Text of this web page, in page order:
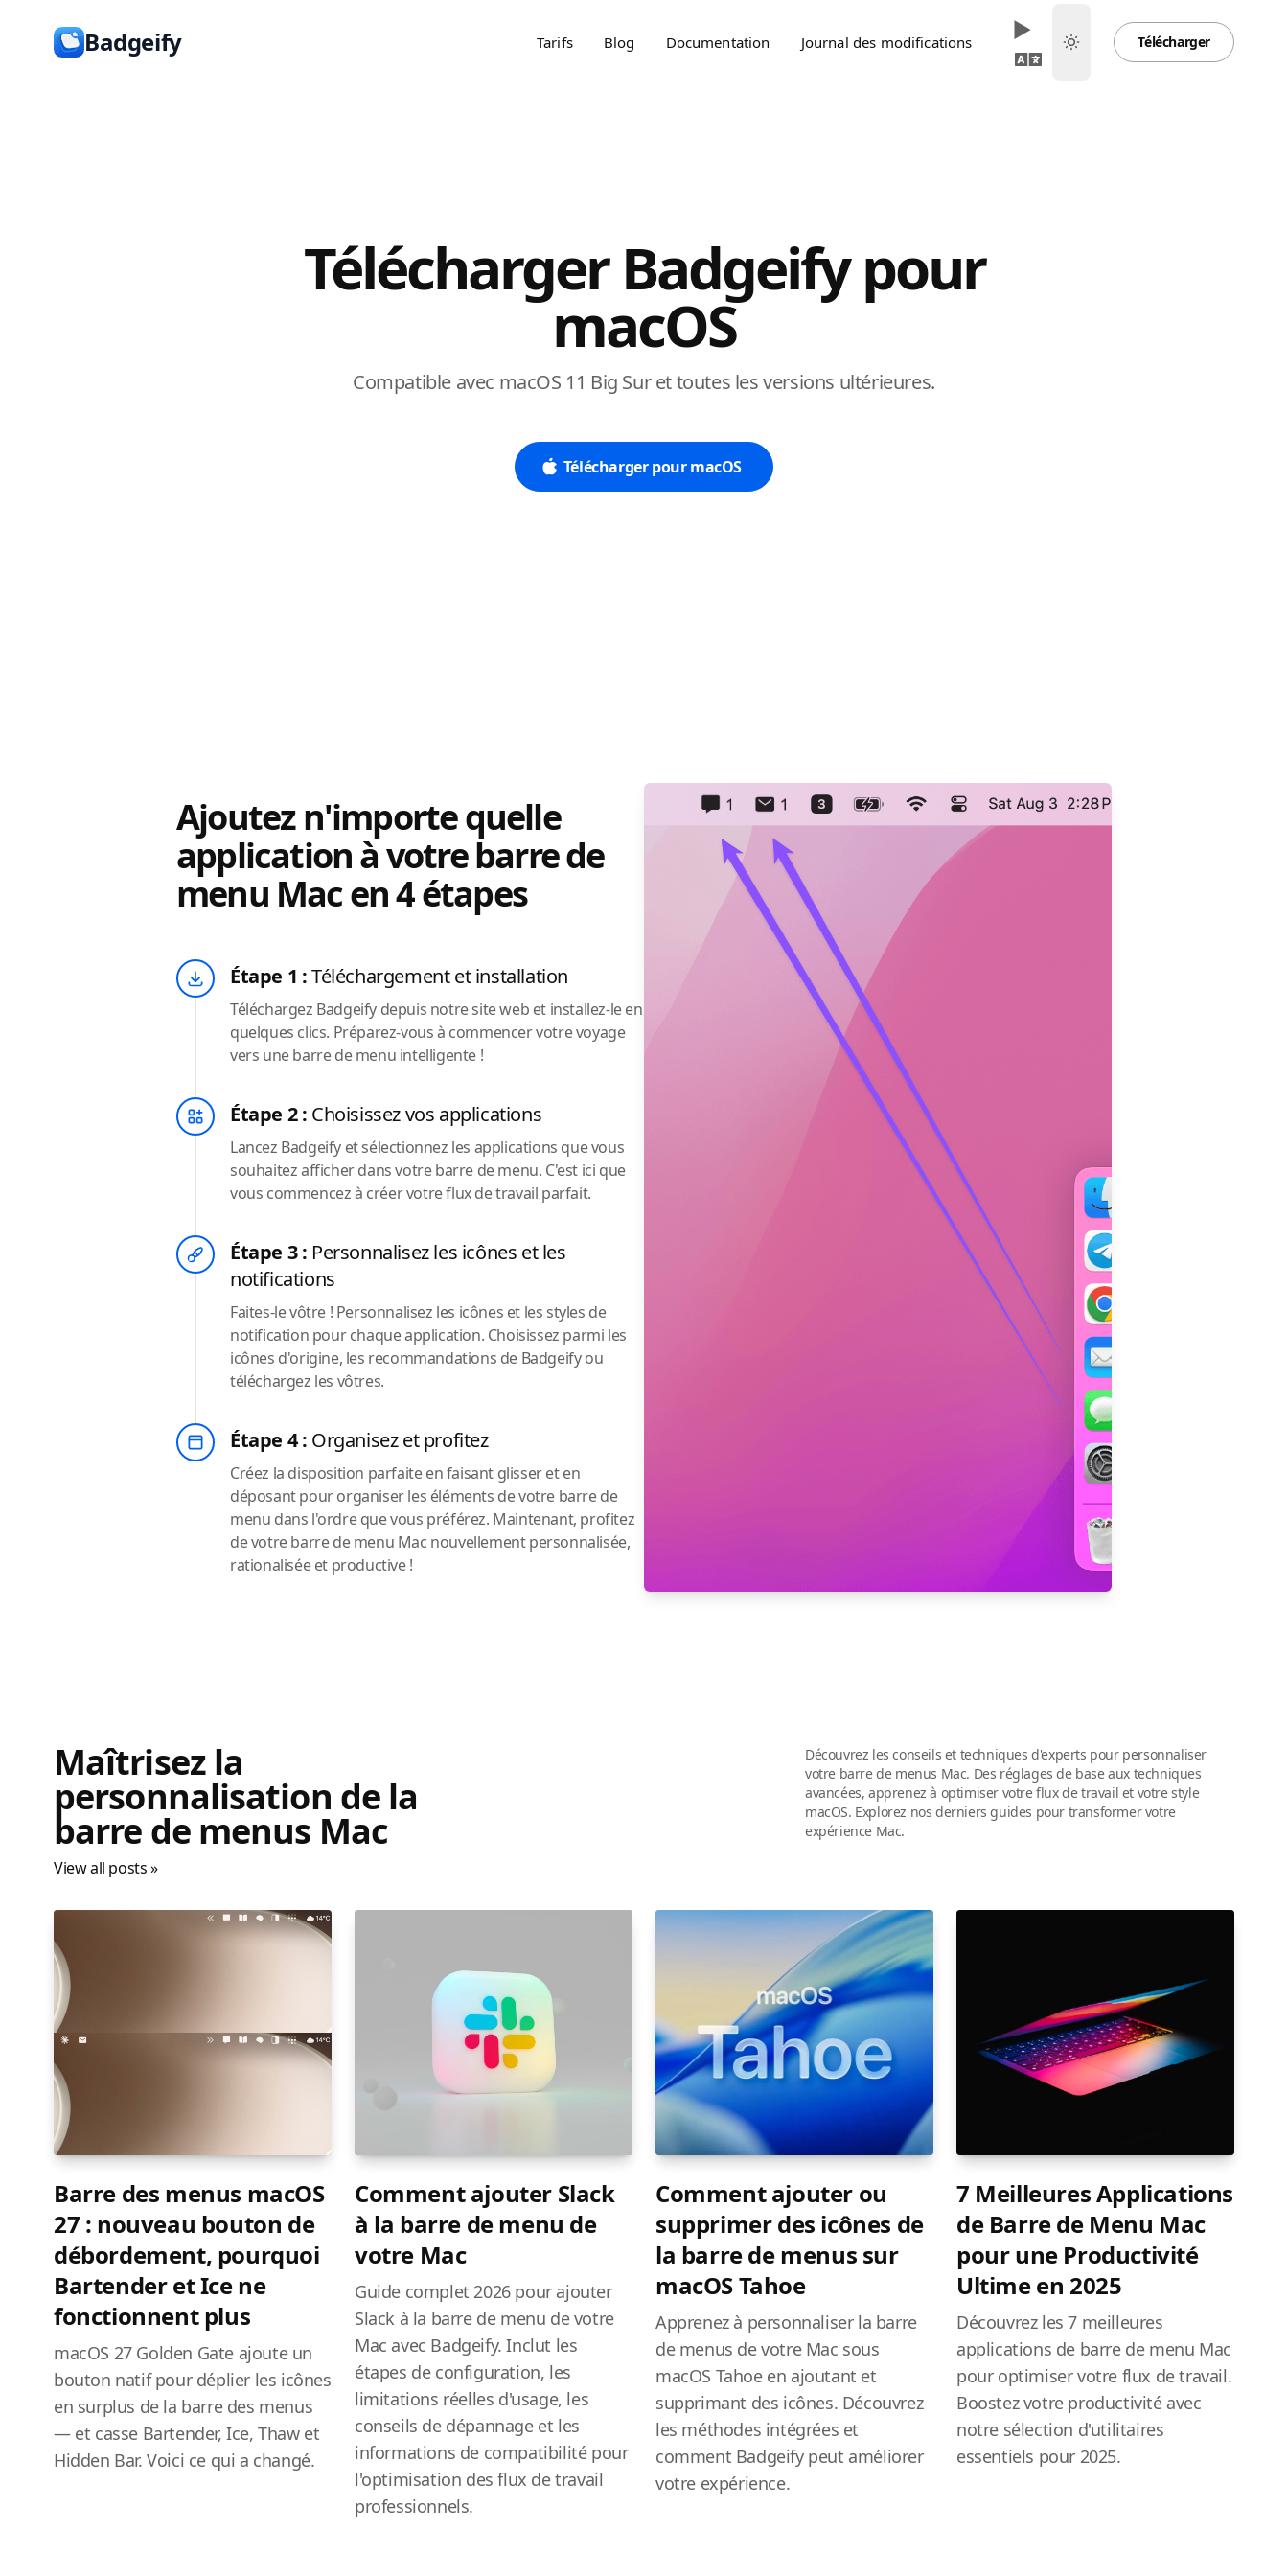
Badgeify Tarifs Blog Documentation Journal des modifications Télécharger
Télécharger Badgeify pour
macOS
Compatible avec macOS 11 Big Sur et toutes les versions ultérieures.
Télécharger pour macOS
Ajoutez n'importe quelle
application à votre barre de
menu Mac en 4 étapes
Étape 1 :Téléchargement et installation
Téléchargez Badgeify depuis notre site web et installez-le en
quelques clics. Préparez-vous à commencer votre voyage
vers une barre de menu intelligente !
Étape 2 : Choisissez vos applications
Lancez Badgeify et sélectionnez les applications que vous
souhaitez afficher dans votre barre de menu. C'est ici que
vous commencez à créer votre flux de travail parfait.
Étape 3 : Personnalisez les icônes et les
notifications
Faites-le vôtre ! Personnalisez les icônes et les styles de
notification pour chaque application. Choisissez parmi les
icônes d'origine, les recommandations de Badgeify ou
téléchargez les vôtres.
Étape 4 : Organisez et profitez
Créez la disposition parfaite en faisant glisser et en
déposant pour organiser les éléments de votre barre de
menu dans l'ordre que vous préférez. Maintenant, profitez
de votre barre de menu Mac nouvellement personnalisée,
rationalisée et productive !
Maîtrisez la
personnalisation de la
barre de menus Mac
View all posts »
Découvrez les conseils et techniques d'experts pour personnaliser
votre barre de menus Mac. Des réglages de base aux techniques
avancées, apprenez à optimiser votre flux de travail et votre style
macOS. Explorez nos derniers guides pour transformer votre
expérience Mac.
Barre des menus macOS
27 : nouveau bouton de
débordement, pourquoi
Bartender et Ice ne
fonctionnent plus
macOS 27 Golden Gate ajoute un
bouton natif pour déplier les icônes
en surplus de la barre des menus
— et casse Bartender, Ice, Thaw et
Hidden Bar. Voici ce qui a changé.
Comment ajouter Slack
à la barre de menu de
votre Mac
Guide complet 2026 pour ajouter
Slack à la barre de menu de votre
Mac avec Badgeify. Inclut les
étapes de configuration, les
limitations réelles d'usage, les
conseils de dépannage et les
informations de compatibilité pour
l'optimisation des flux de travail
professionnels.
Comment ajouter ou
supprimer des icônes de
la barre de menus sur
macOS Tahoe
Apprenez à personnaliser la barre
de menus de votre Mac sous
macOS Tahoe en ajoutant et
supprimant des icônes. Découvrez
les méthodes intégrées et
comment Badgeify peut améliorer
votre expérience.
7 Meilleures Applications
de Barre de Menu Mac
pour une Productivité
Ultime en 2025
Découvrez les 7 meilleures
applications de barre de menu Mac
pour optimiser votre flux de travail.
Boostez votre productivité avec
notre sélection d'utilitaires
essentiels pour 2025.